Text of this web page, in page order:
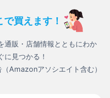
買えます！
通販・店舗情報とともにわか
に見つかる！
Amazonアソシエイト含む）